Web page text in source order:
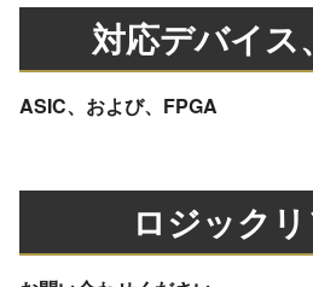
対応デバイス
ASIC、および、FPGA
ロジック